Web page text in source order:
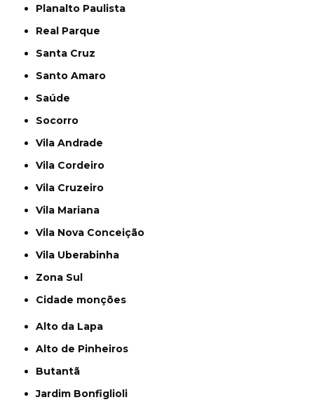
Planalto Paulista
Real Parque
Santa Cruz
Santo Amaro
Saúde
Socorro
Vila Andrade
Vila Cordeiro
Vila Cruzeiro
Vila Mariana
Vila Nova Conceição
Vila Uberabinha
Zona Sul
cidade monções
Alto da Lapa
Alto de Pinheiros
Butantã
Jardim Bonfiglioli